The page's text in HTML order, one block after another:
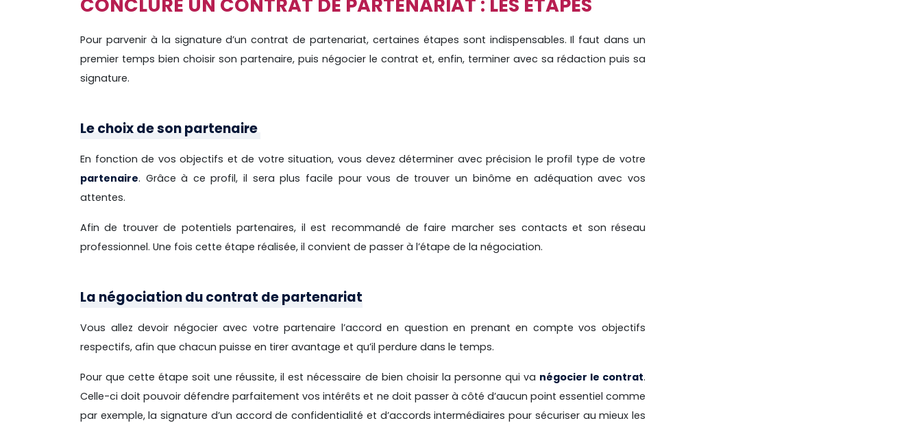
CONCLURE UN CONTRAT DE PARTENARIAT : LES ÉTAPES
Pour parvenir à la signature d’un contrat de partenariat, certaines étapes sont indispensables. Il faut dans un
premier temps bien choisir son partenaire, puis négocier le contrat et, enfin, terminer avec sa rédaction puis sa
signature.
Le choix de son partenaire
En fonction de vos objectifs et de votre situation, vous devez déterminer avec précision le profil type de votre
partenaire. Grâce à ce profil, il sera plus facile pour vous de trouver un binôme en adéquation avec vos
attentes.
Afin de trouver de potentiels partenaires, il est recommandé de faire marcher ses contacts et son réseau
professionnel. Une fois cette étape réalisée, il convient de passer à l’étape de la négociation.
La négociation du contrat de partenariat
Vous allez devoir négocier avec votre partenaire l’accord en question en prenant en compte vos objectifs
respectifs, afin que chacun puisse en tirer avantage et qu’il perdure dans le temps.
Pour que cette étape soit une réussite, il est nécessaire de bien choisir la personne qui va négocier le contrat.
Celle-ci doit pouvoir défendre parfaitement vos intérêts et ne doit passer à côté d’aucun point essentiel comme
par exemple, la signature d’un accord de confidentialité et d’accords intermédiaires pour sécuriser au mieux les